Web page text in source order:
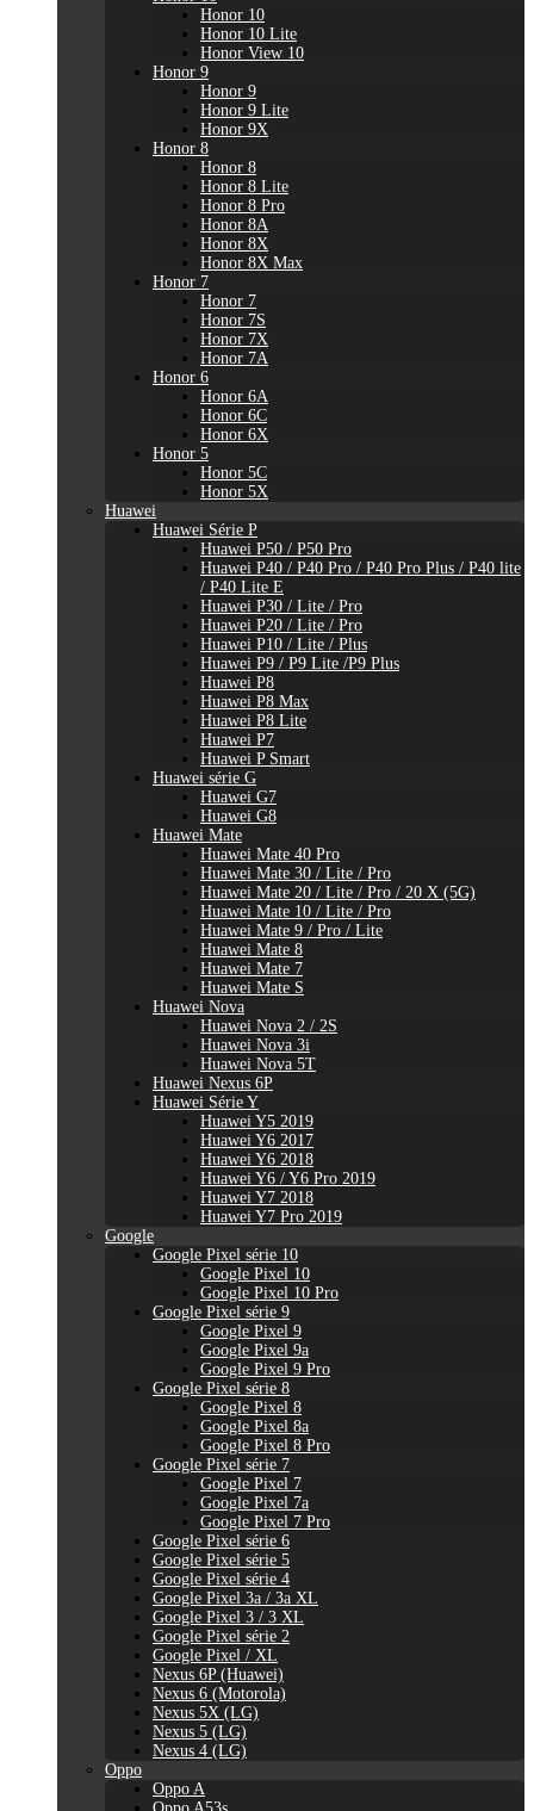
Honor 10
Honor 10 Lite
Honor View 10
Honor 9
Honor 9
Honor 9 Lite
Honor 9X
Honor 8
Honor 8
Honor 8 Lite
Honor 8 Pro
Honor 8A
Honor 8X
Honor 8X Max
Honor 7
Honor 7
Honor 7S
Honor 7X
Honor 7A
Honor 6
Honor 6A
Honor 6C
Honor 6X
Honor 5
Honor 5C
Honor 5X
Huawei
Huawei Série P
Huawei P50 / P50 Pro
Huawei P40 / P40 Pro / P40 Pro Plus / P40 lite
/ P40 Lite E
Huawei P30 / Lite / Pro
Huawei P20 / Lite / Pro
Huawei P10 / Lite / Plus
Huawei P9 / P9 Lite /P9 Plus
Huawei P8
Huawei P8 Max
Huawei P8 Lite
Huawei P7
Huawei P Smart
Huawei série G
Huawei G7
Huawei G8
Huawei Mate
Huawei Mate 40 Pro
Huawei Mate 30 / Lite / Pro
Huawei Mate 20 / Lite / Pro / 20 X (5G)
Huawei Mate 10 / Lite / Pro
Huawei Mate 9 / Pro / Lite
Huawei Mate 8
Huawei Mate 7
Huawei Mate S
Huawei Nova
Huawei Nova 2 / 2S
Huawei Nova 3i
Huawei Nova 5T
Huawei Nexus 6P
Huawei Série Y
Huawei Y5 2019
Huawei Y6 2017
Huawei Y6 2018
Huawei Y6 / Y6 Pro 2019
Huawei Y7 2018
Huawei Y7 Pro 2019
Google
Google Pixel série 10
Google Pixel 10
Google Pixel 10 Pro
Google Pixel série 9
Google Pixel 9
Google Pixel 9a
Google Pixel 9 Pro
Google Pixel série 8
Google Pixel 8
Google Pixel 8a
Google Pixel 8 Pro
Google Pixel série 7
Google Pixel 7
Google Pixel 7a
Google Pixel 7 Pro
Google Pixel série 6
Google Pixel série 5
Google Pixel série 4
Google Pixel 3a / 3a XL
Google Pixel 3 / 3 XL
Google Pixel série 2
Google Pixel / XL
Nexus 6P (Huawei)
Nexus 6 (Motorola)
Nexus 5X (LG)
Nexus 5 (LG)
Nexus 4 (LG)
Oppo
Oppo A